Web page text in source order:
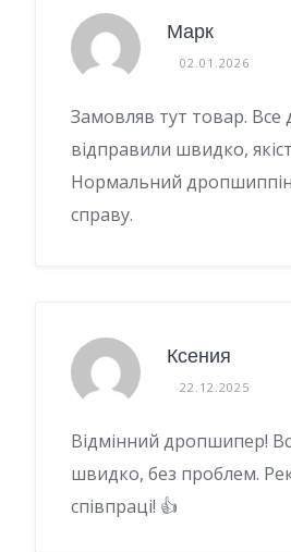
Марк
02.01.2026
Замовляв тут товар. Все
відправили швидко,
Нормальний
справу.
Ксения
22.12.2025
Відмінний дропшипер!
швидко, без проблем.
співпраці! 👍